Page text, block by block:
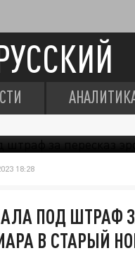
18:28
ПОД ШТРАФ
В СТАРЫЙ